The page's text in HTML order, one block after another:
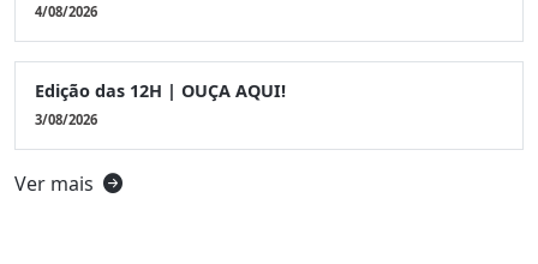
4/08/2026
Edição das 12H | OUÇA AQUI!
3/08/2026
Ver mais